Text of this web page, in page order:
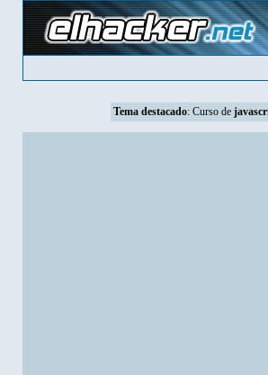
Tema destacado: Curso de